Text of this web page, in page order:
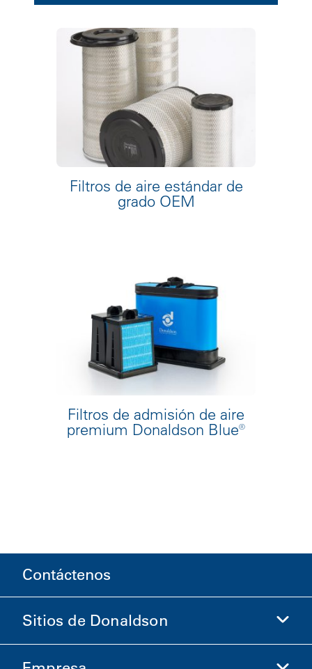
Filtros de aire estándar de
grado OEM
Filtros de admisión de aire
premium Donaldson Blue®
Contáctenos
Sitios de Donaldson